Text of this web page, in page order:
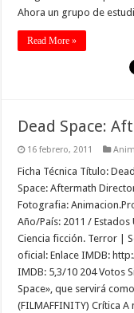
Ahora un grupo de
Read More »
Dead Space:
16 febrero, 2011
Ficha Técnica Título:
Space: Aftermath
Fotografia:
Año/País: 2011 /
Ciencia ficción. Terror |
oficial: Enlace IMDB:
IMDB: 5,3/10 204 Votos
Space», que servirá
(FILMAFFINITY) Crítica